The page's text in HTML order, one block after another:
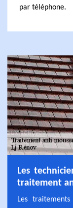
par téléphone.
Les
traitement
Les